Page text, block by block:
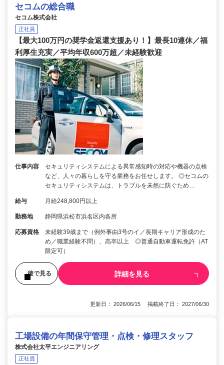
セコムの総合職
セコム株式会社
正社員
【最大100万円の奨学金返還支援あり！】最長10連休／福
利厚生充実／平均年収600万超／未経験歓迎
仕事内容
セキュリティシステムによる異常感知時の対応や機器の点検
など、人々の暮らしを守る業務をお任せします。 ◎セコムの
セキュリティシステムは、トラブルを未然に防ぐため…
給与 月給248,800円以上
勤務地 静岡県浜松市浜名区内各所
応募資格
未経験39歳まで（例外事由3号のイ／長期キャリア形成のた
め／職業経験不問）、高卒以上 ◎普通自動車運転免許（AT
限定可）
後で見る 詳細を見る
更新日： 2026/06/15 掲載終了日： 2027/06/30
工場設備の年間保守管理・点検・修理スタッフ
株式会社太平エンジニアリング
正社員